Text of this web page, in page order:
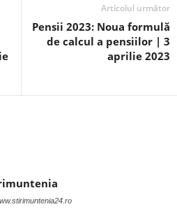
Articolul următor
Pensii 2023: Noua formulă
de calcul a pensiilor | 3
aprilie 2023